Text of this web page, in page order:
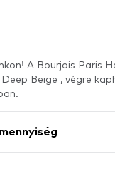
A Bourjois Paris
Beige , végre